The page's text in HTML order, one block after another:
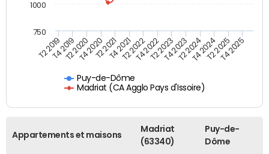
Puy-de-Dôme
Madriat (CA Agglo Pays d'Issoire)
T2 2019T4 2019T2 2020T4 2020T2 2021T4 2021T2 2022T4 2022T2 2023T4 2023T2 2024T4 2024T2 2025T4 2025
750
1000
Appartements et maisons
Madriat
(63340)
Puy-de-
Dôme